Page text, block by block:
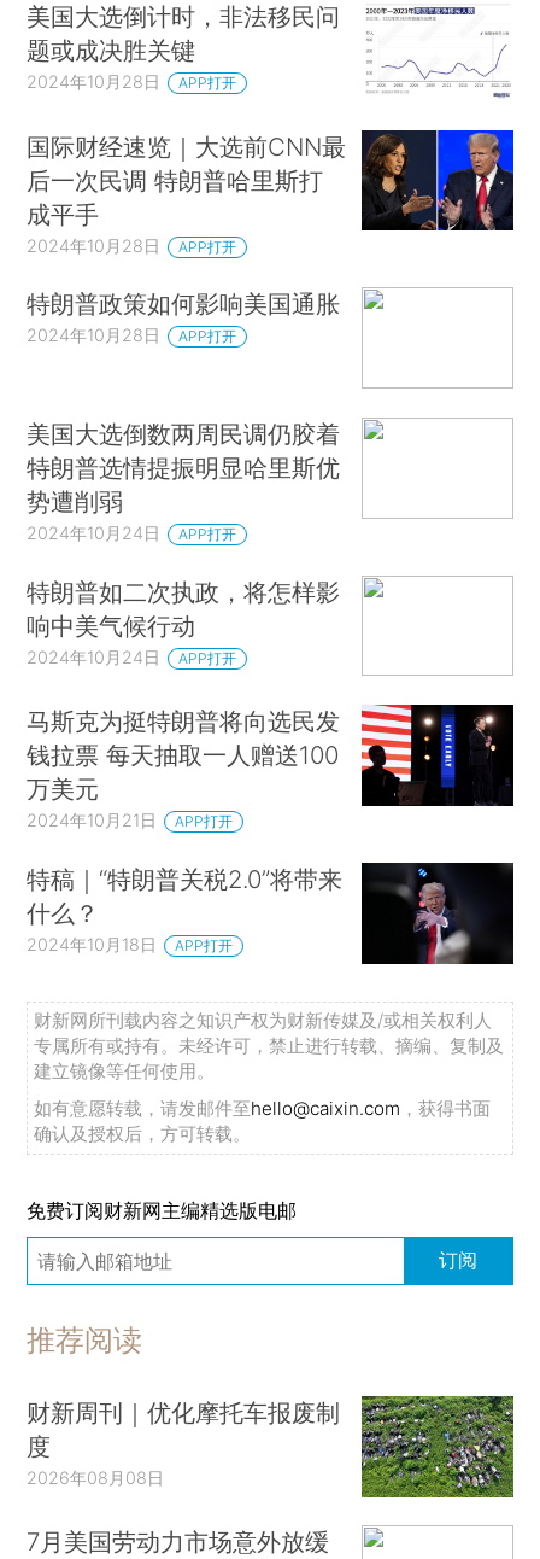
美国大选倒计时，非法移民问
题或成决胜关键
2024年10月28日 APP打开
国际财经速览｜大选前CNN最
后一次民调 特朗普哈里斯打
成平手
2024年10月28日 APP打开
特朗普政策如何影响美国通胀
2024年10月28日 APP打开
美国大选倒数两周民调仍胶着
特朗普选情提振明显哈里斯优
势遭削弱
2024年10月24日 APP打开
特朗普如二次执政，将怎样影
响中美气候行动
2024年10月24日 APP打开
马斯克为挺特朗普将向选民发
钱拉票 每天抽取一人赠送100
万美元
2024年10月21日 APP打开
特稿｜“特朗普关税2.0”将带来
什么？
2024年10月18日 APP打开
财新网所刊载内容之知识产权为财新传媒及/或相关权利人
专属所有或持有。未经许可，禁止进行转载、摘编、复制及
建立镜像等任何使用。
如有意愿转载，请发邮件至hello@caixin.com ，获得书面
确认及授权后，方可转载。
免费订阅财新网主编精选版电邮
订阅
推荐阅读
财新周刊｜优化摩托车报废制
度
2026年08月08日
7月美国劳动力市场意外放缓